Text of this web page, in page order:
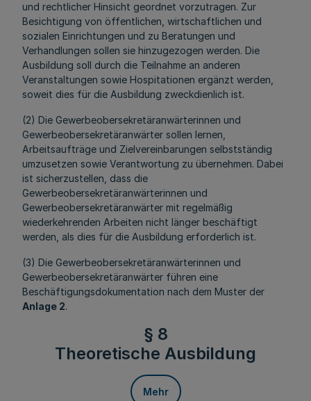
und rechtlicher Hinsicht geordnet vorzutragen. Zur
Besichtigung von öffentlichen, wirtschaftlichen und
sozialen Einrichtungen und zu Beratungen und
Verhandlungen sollen sie hinzugezogen werden. Die
Ausbildung soll durch die Teilnahme an anderen
Veranstaltungen sowie Hospitationen ergänzt werden,
soweit dies für die Ausbildung zweckdienlich ist.
(2) Die Gewerbeobersekretäranwärterinnen und
Gewerbeobersekretäranwärter sollen lernen,
Arbeitsaufträge und Zielvereinbarungen selbstständig
umzusetzen sowie Verantwortung zu übernehmen. Dabei
ist sicherzustellen, dass die
Gewerbeobersekretäranwärterinnen und
Gewerbeobersekretäranwärter mit regelmäßig
wiederkehrenden Arbeiten nicht länger beschäftigt
werden, als dies für die Ausbildung erforderlich ist.
(3) Die Gewerbeobersekretäranwärterinnen und
Gewerbeobersekretäranwärter führen eine
Beschäftigungsdokumentation nach dem Muster der
Anlage 2.
§ 8
Theoretische Ausbildung
Mehr